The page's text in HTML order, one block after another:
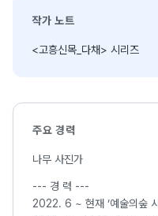
작가 노트
<고흥신목_다채> 시리즈
주요 경력
나무 사진가
--- 경 력 ---
2022. 6 ~ 현재 ‘예술의숲